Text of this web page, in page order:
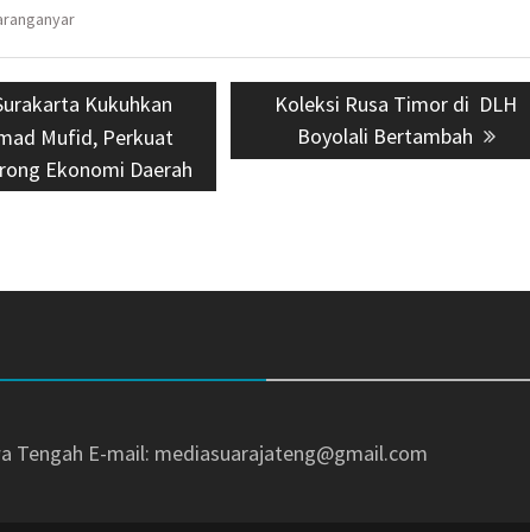
Kukuhkan
Mufid, Perkuat
Ekonomi Daerah
Next
post:
Koleksi Rusa Timor di DLH
Boyolali Bertambah
Tengah E-mail: mediasuarajateng@gmail.com